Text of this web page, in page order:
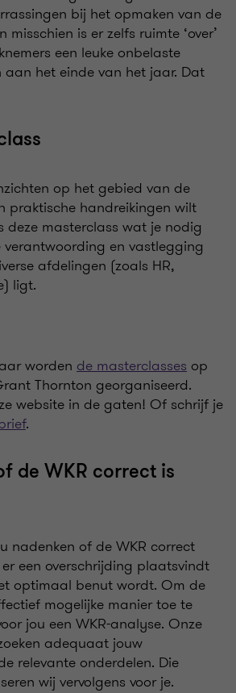
bij het opmaken van de
misschien is er zelfs ruimte ‘over’
een leuke onbelaste
aan het einde van het jaar. Dat
op het gebied van de
praktische handreikingen wilt
deze masterclass wat je nodig
verantwoording en vastlegging
afdelingen (zoals HR,
ligt.
worden de masterclasses op
Thornton georganiseerd.
website in de gaten! Of schrijf je
.
de WKR correct is
nadenken of de WKR correct
een overschrijding plaatsvindt
optimaal benut wordt. Om de
mogelijke manier toe te
jou een WKR-analyse. Onze
adequaat jouw
relevante onderdelen. Die
wij vervolgens voor je.